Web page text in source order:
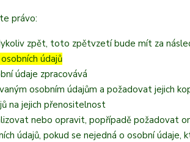
právo:
zpět, toto zpětvzetí bude mít za
údajů
údaje zpracovává
osobním údajům a požadovat jejich
na jejich přenositelnost
nebo opravit, popřípadě požadovat
údajů, pokud se nejedná o osobní údaje,